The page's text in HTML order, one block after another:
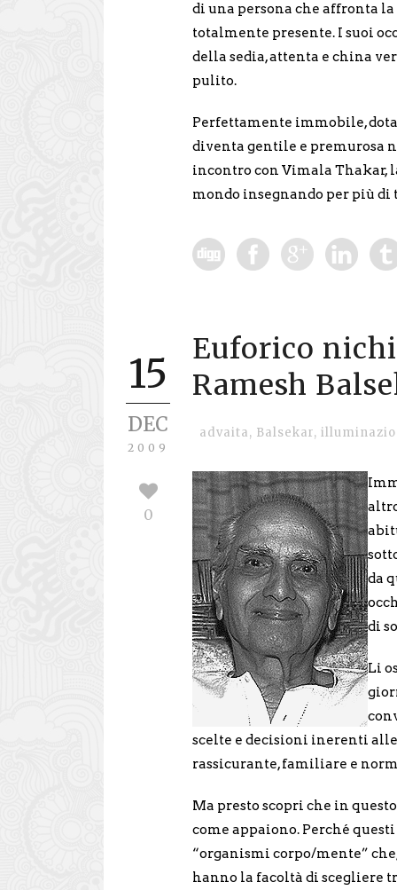
di una persona che affronta la
totalmente presente. I suoi
della sedia, attenta e china
pulito.
Perfettamente immobile,
diventa gentile e premurosa
incontro con Vimala Thakar,
mondo insegnando per più
15
DEC
2009
0
Euforico
Ramesh
advaita, Balsekar,
da
di
Li
scelte e decisioni inerenti
rassicurante, familiare e
Ma presto scopri che in
come appaiono. Perché
“organismi corpo/mente”
hanno la facoltà di scegliere